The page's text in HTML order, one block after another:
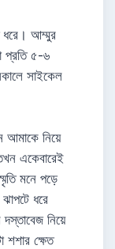
ধরে। আম্মুর
প্রতি ৫-৬
সাইকেল
আমাকে নিয়ে
একেবারেই
মনে পড়ে
ধরে
নিয়ে
শশার ক্ষেত